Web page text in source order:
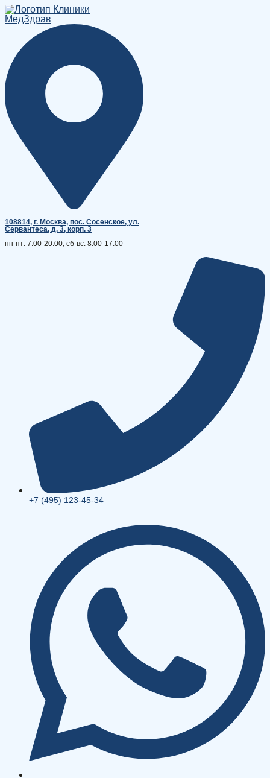
Перейти
к
содержимому
108814, г. Москва, поc. Сосенское, ул.
Сервантеса, д. 3, корп. 3
пн-пт: 7:00-20:00; сб-вс: 8:00-17:00
+7 (495) 123-45-34